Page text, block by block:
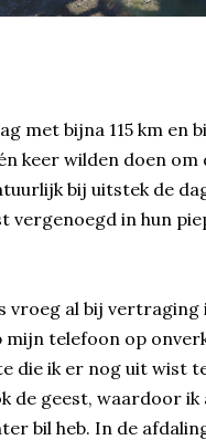
met bijna 115 km en
keer wilden doen
bij uitstek de
vergenoegd in hun
vroeg al bij
mijn telefoon op
die ik er nog uit wist
de geest, waardoor
bil heb. In de